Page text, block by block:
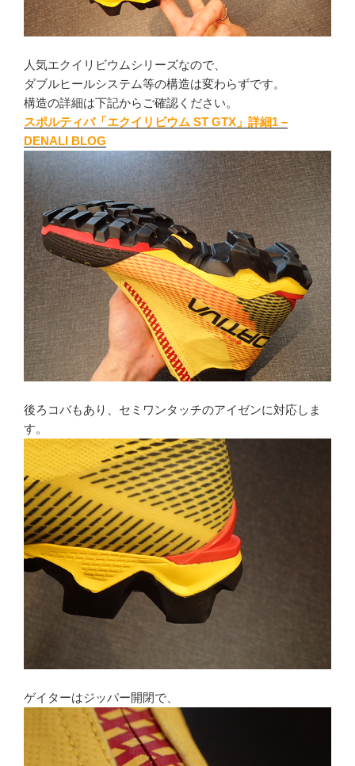
人気エクイリビウムシリーズなので、
ダブルヒールシステム等の構造は変わらずです。
構造の詳細は下記からご確認ください。
スポルティバ「エクイリビウム ST GTX」詳細1 –
DENALI BLOG
後ろコバもあり、セミワンタッチのアイゼンに対応しま
す。
ゲイターはジッパー開閉で、